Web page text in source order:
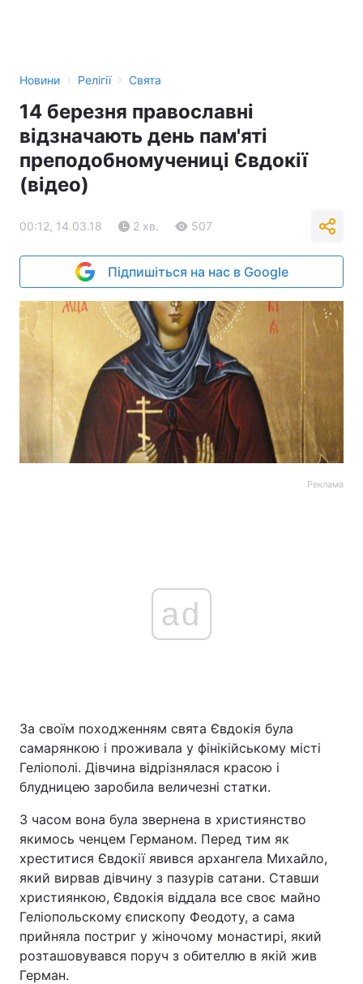
Новини › Релігії › Свята
14 березня православні
відзначають день пам'яті
преподобномучениці Євдокії
(відео)
00:12, 14.03.18 2 хв. 507
Підпишіться на нас в Google
Реклама
ad
За своїм походженням свята Євдокія була
самарянкою і проживала у фінікійському місті
Геліополі. Дівчина відрізнялася красою і
блудницею заробила величезні статки.
З часом вона була звернена в християнство
якимось ченцем Германом. Перед тим як
хреститися Євдокії явився архангела Михайло,
який вирвав дівчину з пазурів сатани. Ставши
християнкою, Євдокія віддала все своє майно
Геліопольскому єпископу Феодоту, а сама
прийняла постриг у жіночому монастирі, який
розташовувався поруч з обителлю в якій жив
Герман.